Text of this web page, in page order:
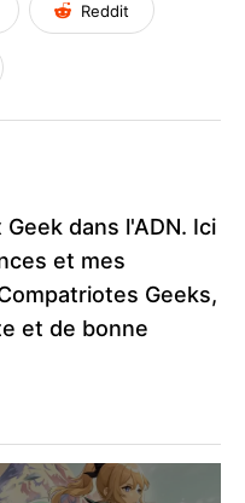
Reddit
dans l'ADN. Ici
et mes
Geeks,
et de bonne